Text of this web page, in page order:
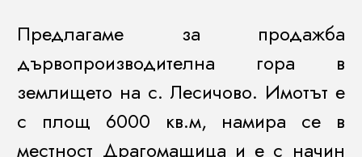
Предлагаме за продажба
дървопроизводителна гора в
землището на с. Лесичово. Имотът е
с площ 6000 кв.м, намира се в
местност Драгомащица и е с начин